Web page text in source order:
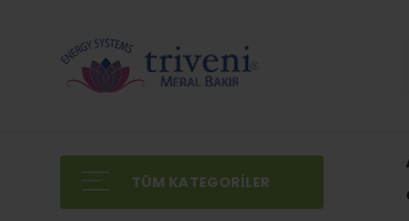
TÜM KATEGORILER